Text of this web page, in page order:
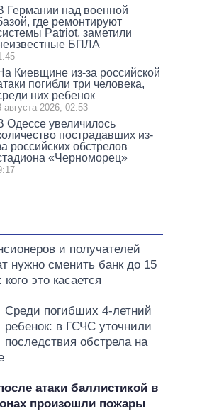
Германии над военной
где ремонтируют
Patriot, заметили
БПЛА
Киевщине из-за российской
погибли три человека,
них ребенок
августа 2026, 02:53
Одессе увеличилось
пострадавших из-
российских обстрелов
«Черноморец»
и получателей
нужно сменить банк до 15
это касается
Среди погибших 4-летний
ребенок: в ГСЧС уточнили
последствия обстрела на
атаки баллистикой в
произошли пожары